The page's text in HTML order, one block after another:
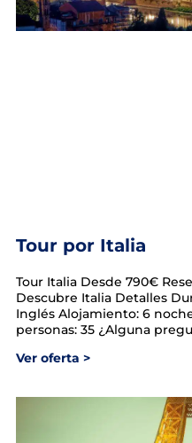
Tour por Italia
Tour Italia Desde 790€
Descubre Italia Detalles
Inglés Alojamiento: 6
personas: 35 ¿Alguna
Ver oferta >